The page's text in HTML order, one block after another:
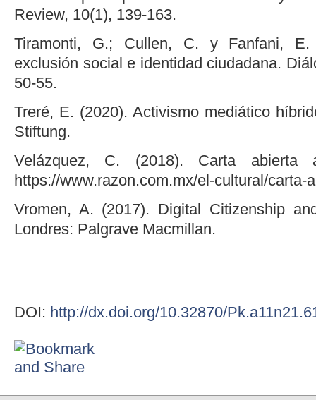
Review, 10(1), 139-163.
Tiramonti, G.; Cullen, C. y Fanfani, E.
exclusión social e identidad ciudadana.
50-55.
Treré, E. (2020). Activismo mediático
Stiftung.
Velázquez, C. (2018). Carta
https://www.razon.com.mx/el-cultural/carta-
Vromen, A. (2017). Digital Citizenship
Londres: Palgrave Macmillan.
DOI: http://dx.doi.org/10.32870/